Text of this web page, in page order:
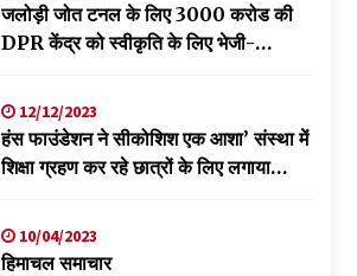
जलोड़ी जोत टनल के लिए 3000 करोड की
DPR केंद्र को स्वीकृति के लिए भेजी-
12/12/2023
हंस फाउंडेशन ने सीकोशिश एक आशा’ संस्था में
शिक्षा ग्रहण कर रहे छात्रों के लिए लगाया
10/04/2023
हिमाचल समाचार